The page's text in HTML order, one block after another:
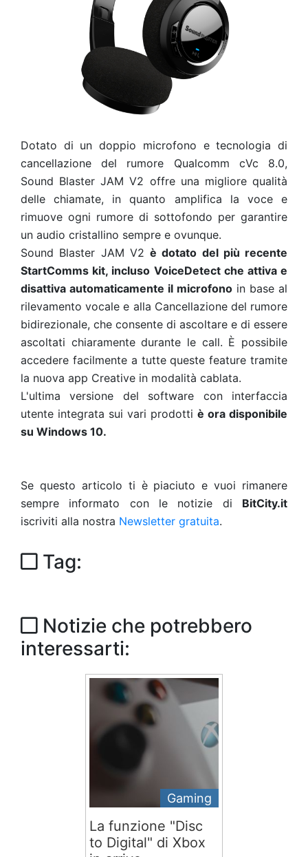
Dotato di un doppio microfono e tecnologia di
cancellazione del rumore Qualcomm cVc 8.0,
Sound Blaster JAM V2 offre una migliore qualità
delle chiamate, in quanto amplifica la voce e
rimuove ogni rumore di sottofondo per garantire
un audio cristallino sempre e ovunque.
Sound Blaster JAM V2 è dotato del più recente
StartComms kit, incluso VoiceDetect che attiva e
disattiva automaticamente il microfono in base al
rilevamento vocale e alla Cancellazione del rumore
bidirezionale, che consente di ascoltare e di essere
ascoltati chiaramente durante le call. È possibile
accedere facilmente a tutte queste feature tramite
la nuova app Creative in modalità cablata.
L'ultima versione del software con interfaccia
utente integrata sui vari prodotti è ora disponibile
su Windows 10.
Se questo articolo ti è piaciuto e vuoi rimanere
sempre informato con le notizie di BitCity.it
iscriviti alla nostra Newsletter gratuita.
Tag:
Notizie che potrebbero
interessarti:
Gaming
La funzione "Disc
to Digital" di Xbox